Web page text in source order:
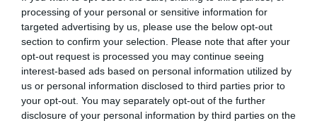
processing of your personal or sensitive information for
targeted advertising by us, please use the below opt-out
section to confirm your selection. Please note that after your
opt-out request is processed you may continue seeing
interest-based ads based on personal information utilized by
us or personal information disclosed to third parties prior to
your opt-out. You may separately opt-out of the further
disclosure of your personal information by third parties on the